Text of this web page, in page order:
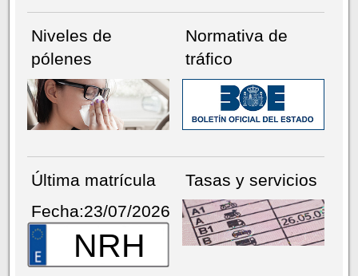
Niveles de
pólenes
Normativa de
tráfico
Última matrícula
Fecha:23/07/2026
NRH
Tasas y servicios